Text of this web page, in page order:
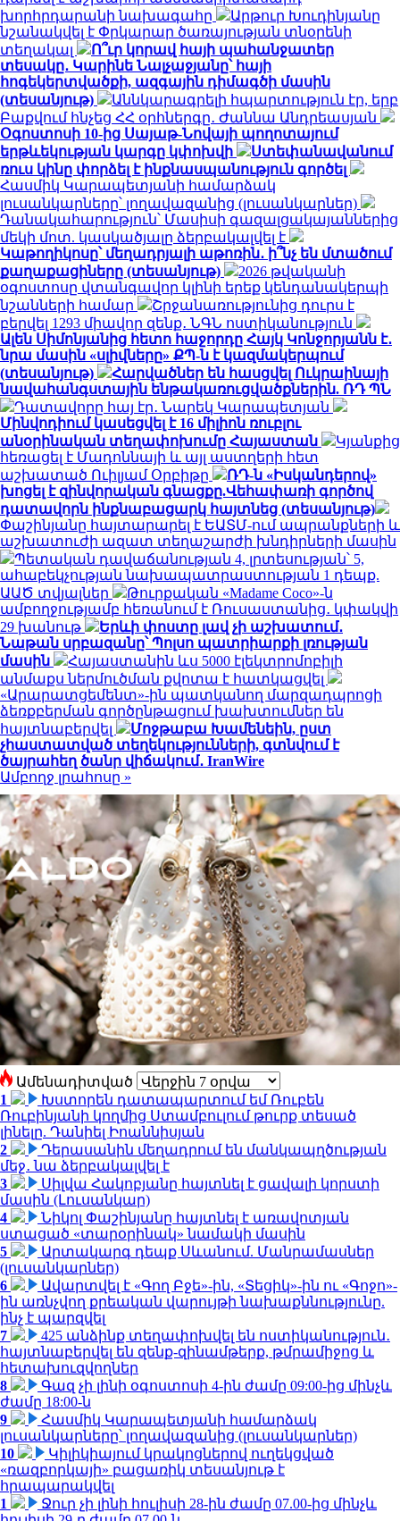
խորհրդարանի նախագահը
Արթուր Խուդինյանը
նշանակվել է Փրկարար ծառայության տնօրենի
տեղակալ
Ո՞ւր կորավ հայի պահանջատեր
տեսակը․ Կարինե Նալչաջյանը՝ հայի
հոգեկերտվածքի, ազգային դիմագծի մասին
(տեսանյութ)
Աննկարագրելի հպարտություն էր, երբ
Բաքվում հնչեց ՀՀ օրհներգը․ Ժաննա Անդրեասյան
Օգոստոսի 10-ից Սայաթ-Նովայի պողոտայում
երթևեկության կարգը կփոխվի
Ստեփանավանում
ռուս կինը փորձել է ինքնասպանություն գործել
Հասմիկ Կարապետյանի համարձակ
լուսանկարները՝ լողավազանից (լուսանկարներ)
Դանակահարություն՝ Մասիսի գազալցակայաններից
մեկի մոտ. կասկածյալը ձերբակալվել է
Կաթողիկոսը՝ մեղադրյալի աթոռին․ ի՞նչ են մտածում
քաղաքացիները (տեսանյութ)
2026 թվականի
օգոստոսը վտանգավոր կլինի երեք կենդանակերպի
նշանների համար
Շրջանառությունից դուրս է
բերվել 1293 միավոր զենք․ ՆԳՆ ոստիկանություն
Ալեն Սիմոնյանից հետո հաջորդը Հայկ Կոնջորյանն է․
նրա մասին «սլիվները» ՔՊ-ն է կազմակերպում
(տեսանյութ)
Հարվածներ են հասցվել Ուկրաինայի
նավահանգստային ենթակառուցվածքներին. ՌԴ ՊՆ
Դատավորը հայ էր․ Նարեկ Կարապետյան
Մինվոդիում կասեցվել է 16 միլիոն ռուբլու
անօրինական տեղափոխումը Հայաստան
Կյանքից
հեռացել է Մադոննայի և այլ աստղերի հետ
աշխատած Ուիլյամ Օրբիթը
ՌԴ-ն «Իսկանդերով»
խոցել է զինվորական գնացքը.Վեհափառի գործով
դատավորն ինքնաբացարկ հայտնեց (տեսանյութ)
Փաշինյանը հայտարարել է ԵԱՏՄ-ում ապրանքների և
աշխատուժի ազատ տեղաշարժի խնդիրների մասին
Պետական դավաճանության 4, լրտեսության՝ 5,
ահաբեկչության նախապատրաստության 1 դեպք.
ԱԱԾ տվյալներ
Թուրքական «Madame Coco»-ն
ամբողջությամբ հեռանում է Ռուսաստանից․ կփակվի
29 խանութ
Երևի փոստը լավ չի աշխատում․
Նաթան սրբազանը՝ Պոլսո պատրիարքի լռության
մասին
Հայաստանին ևս 5000 էլեկտրոմոբիլի
անմաքս ներմուծման քվոտա է հատկացվել
«Արարատցեմենտ»-ին պատկանող մարզադպրոցի
ձեռքբերման գործընթացում խախտումներ են
հայտնաբերվել
Մոջթաբա Խամենեին, ըստ
չհաստատված տեղեկությունների, գտնվում է
ծայրահեղ ծանր վիճակում․ IranWire
Ամբողջ լրահոսը »
Ամենադիտված
1
Խստորեն դատապարտում եմ Ռուբեն
Ռուբինյանի կողմից Ստամբուլում թուրք տեսած
լինելը. Դանիել Իոաննիսյան
2
Դերասանին մեղադրում են մանկապղծության
մեջ․ նա ձերբակալվել է
3
Սիլվա Հակոբյանը հայտնել է ցավալի կորստի
մասին (Լուսանկար)
4
Նիկոլ Փաշինյանը հայտնել է առավոտյան
ստացած «տարօրինակ» նամակի մասին
5
Արտակարգ դեպք Սևանում. Մանրամասներ
(լուսանկարներ)
6
Ավարտվել է «Գող Բջե»-ին, «Տեցիկ»-ին ու «Գոջո»-
ին առնչվող քրեական վարույթի նախաքննությունը.
ինչ է պարզվել
7
425 անձինք տեղափոխվել են ոստիկանություն․
հայտնաբերվել են զենք-զինամթերք, թմրամիջոց և
հետախուզվողներ
8
Գազ չի լինի օգոստոսի 4-ին ժամը 09:00-ից մինչև
ժամը 18:00-ն
9
Հասմիկ Կարապետյանի համարձակ
լուսանկարները՝ լողավազանից (լուսանկարներ)
10
Կիլիկիայում կրակոցներով ուղեկցված
«ռազբորկայի» բացառիկ տեսանյութ է
հրապարակվել
1
Ջուր չի լինի հուլիսի 28-ին ժամը 07.00-ից մինչև